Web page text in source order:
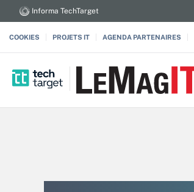
Informa TechTarget
COOKIES PROJETS IT AGENDA PARTENAIRES